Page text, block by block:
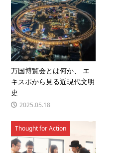
万国博覧会とは何か、 エ
キスポから見る近現代文明
史
2025.05.18
Thought for Action